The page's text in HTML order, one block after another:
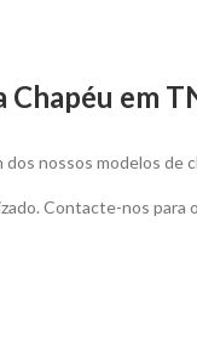
em
nossos modelos de
Contacte-nos